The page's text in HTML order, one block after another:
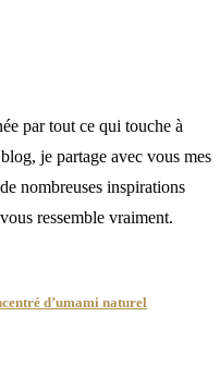
par tout ce qui touche à
je partage avec vous mes
nombreuses inspirations
ressemble vraiment.
d’umami naturel